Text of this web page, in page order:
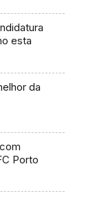
esta
da
Porto